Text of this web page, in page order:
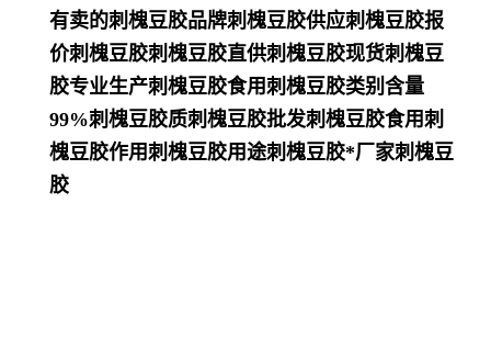
有卖的刺槐豆胶品牌刺槐豆胶供应刺槐豆胶报
价刺槐豆胶刺槐豆胶直供刺槐豆胶现货刺槐豆
胶专业生产刺槐豆胶食用刺槐豆胶类别含量
99%刺槐豆胶质刺槐豆胶批发刺槐豆胶食用刺
槐豆胶作用刺槐豆胶用途刺槐豆胶*厂家刺槐豆
胶